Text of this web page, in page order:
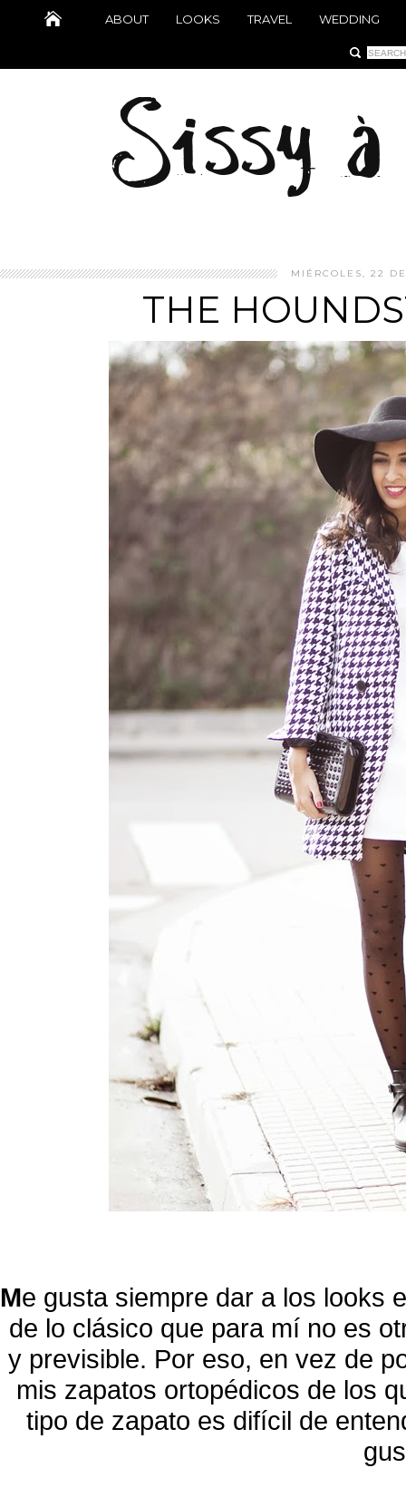
ABOUT LOOKS TRAVEL WEDDING
MIÉRCOLES, 22
THE
Me gusta siempre dar a los looks
de lo clásico que para mí no es
y previsible. Por eso, en vez de
mis zapatos ortopédicos de los
tipo de zapato es difícil de